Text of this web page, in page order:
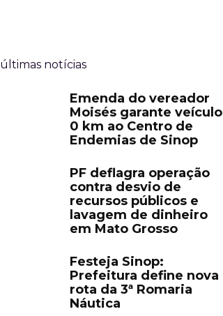
últimas notícias
Emenda do vereador
Moisés garante veículo
0 km ao Centro de
Endemias de Sinop
PF deflagra operação
contra desvio de
recursos públicos e
lavagem de dinheiro
em Mato Grosso
Festeja Sinop:
Prefeitura define nova
rota da 3ª Romaria
Náutica